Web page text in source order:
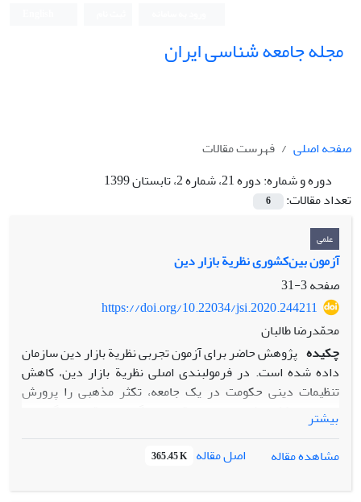
مجله جامعه شناسی ایران
صفحه اصلی
فهرست مقالات
دوره و شماره:دوره 21، شماره 2، تابستان 1399
تعداد مقالات:
6
علمی
آزمون بین‌کشوری نظریة بازار دین
صفحه3-31
https://doi.org/10.22034/jsi.2020.244211
محمّدرضا طالبان
چکیده پژوهش حاضر برای آزمون تجربی نظریة بازار دین سازمان
داده شده است. در فرمول­بندی اصلی نظریة بازار دین، کاهش
تنظیمات دینی حکومت در یک جامعه، تکثر مذهبی را پرورش
می‌دهد، تکثر مذهبی موجب رقابت می‌گردد و رقابت بنگاه‌ها یا
مؤسسات مذهبی با یکدیگر موجب عرضة بیشتر و کارآمدتر
محصولات مذهبی می‌شود که برآیند همة این­ها به‌عنوان نتیجة
نهایی، افزایش دین‌داری و سرزندگی مذهبی در کلِ جامعه خواهد
بود. این استدلال نظریة بازار دین به­صورت فرضیه‌ای مبنی بر
بیشتر
مشاهده مقاله
اصل مقاله 365.45 K